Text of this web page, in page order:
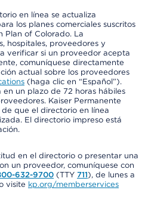
en línea se actualiza
los planes comerciales suscritos
Plan of Colorado. La
hospitales, proveedores y
verificar si un proveedor acepta
comuníquese directamente
actual sobre los proveedores
(haga clic en “Español”).
en un plazo de 72 horas hábiles
Kaiser Permanente
que el directorio en línea
El directorio impreso está
en el directorio o presentar una
un proveedor, comuníquese con
632-9700 (TTY 711), de lunes a
visite kp.org/memberservices